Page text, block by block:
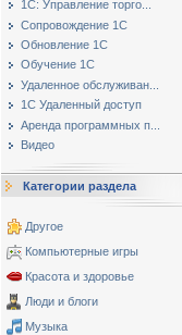
1С: Управление торго...
Сопровождение 1С
Обновление 1С
Обучение 1С
Удаленное обслуживан...
1С Удаленный доступ
Аренда программных п...
Видео
Категории раздела
Другое
Компьютерные игры
Красота и здоровье
Люди и блоги
Музыка